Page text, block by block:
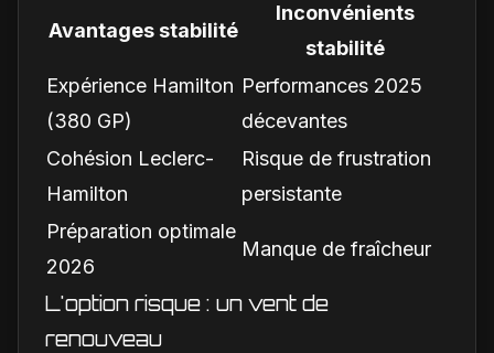
Avantages stabilité
Inconvénients
stabilité
Expérience Hamilton
(380 GP)
Performances 2025
décevantes
Cohésion Leclerc-
Hamilton
Risque de frustration
persistante
Préparation optimale
2026
Manque de fraîcheur
L'option risque : un vent de
renouveau